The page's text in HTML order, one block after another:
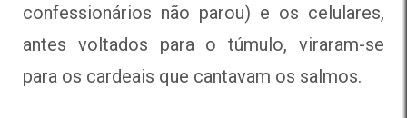
confessionários não parou) e os celulares,
antes voltados para o túmulo, viraram-se
para os cardeais que cantavam os salmos.